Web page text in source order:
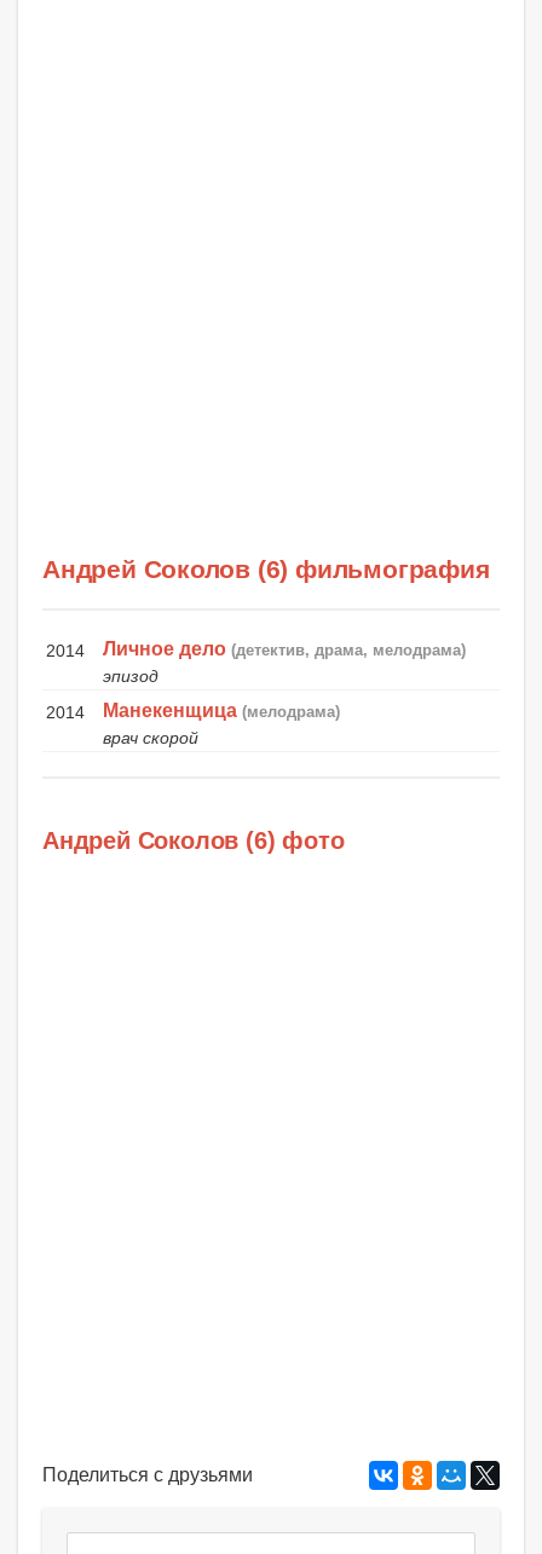
Андрей Соколов (6) фильмография
2014 Личное дело (детектив, драма, мелодрама)
эпизод
2014
Манекенщица (мелодрама)
врач скорой
Андрей Соколов (6) фото
Поделиться с друзьями